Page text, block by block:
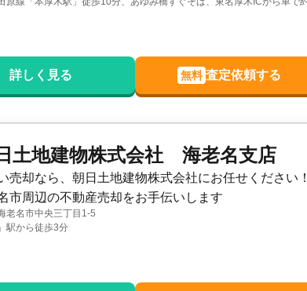
詳しく見る 無料 査定依頼する
土地建物株式会社 海老名支店
売却なら、朝日土地建物株式会社にお任せください
市周辺の不動産売却をお手伝いします
老名市中央三丁目1-5
駅から徒歩3分